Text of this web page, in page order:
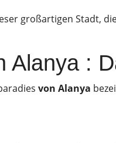
großartigen Stadt,
Alanya :
von Alanya